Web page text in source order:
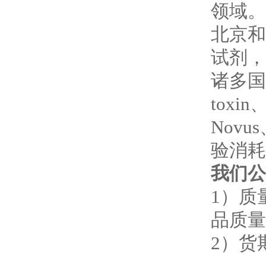
领域。
北京
试剂
诸多
toxin
Novus
验消
我们
1 ）质
品质
2 ）货